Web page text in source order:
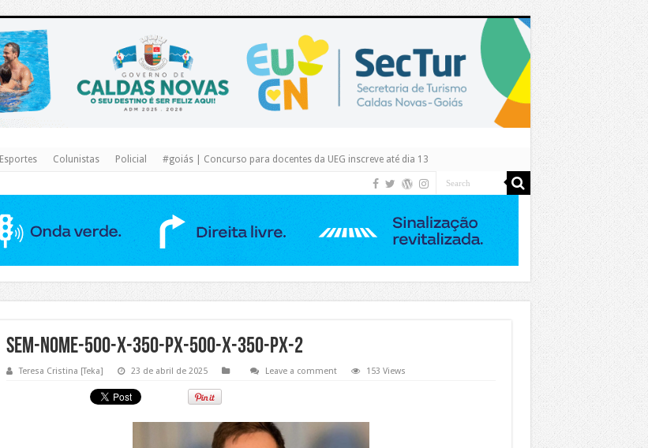
https://www.caldasnovas.go.gov.br/
Esportes Colunistas Policial #goiás | Concurso para docentes da UEG inscreve até dia 13
Sem-nome-500-x-350-px-500-x-350-px-2
Teresa Cristina [Teka] 23 de abril de 2025 Leave a comment 153 Views